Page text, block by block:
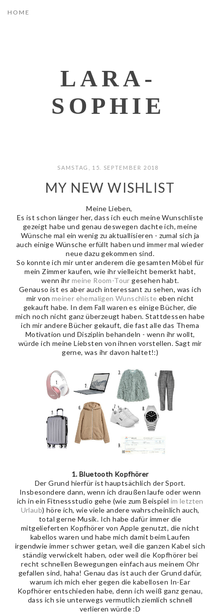
LARA-
SOPHIE
SAMSTAG, 15. SEPTEMBER 2018
MY NEW WISHLIST
Meine Lieben,
Es ist schon länger her, dass ich euch meine Wunschliste
gezeigt habe und genau deswegen dachte ich, meine
Wünsche mal ein wenig zu aktuallisieren - zumal sich ja
auch einige Wünsche erfüllt haben und immer mal wieder
neue dazu gekommen sind.
So konnte ich mir unter anderem die gesamten Möbel für
mein Zimmer kaufen, wie ihr vielleicht bemerkt habt,
wenn ihr meine Room-Tour gesehen habt.
Genauso ist es aber auch interessant zu sehen, was ich
mir von meiner ehemaligen Wunschliste eben nicht
gekauft habe. In dem Fall waren es einige Bücher, die
mich noch nicht ganz überzeugt haben. Stattdessen habe
ich mir andere Bücher gekauft, die fast alle das Thema
Motivation und Disziplin behandeln - wenn ihr wollt,
würde ich meine Liebsten von ihnen vorstellen. Sagt mir
gerne, was ihr davon haltet!:)
1. Bluetooth Kopfhörer
Der Grund hierfür ist hauptsächlich der Sport.
Insbesondere dann, wenn ich draußen laufe oder wenn
ich in ein Fitnessstudio gehe (wie zum Beispiel im letzten
Urlaub) höre ich, wie viele andere wahrscheinlich auch,
total gerne Musik. Ich habe dafür immer die
mitgelieferten Kopfhörer von Apple genutzt, die nicht
kabellos waren und habe mich damit beim Laufen
irgendwie immer schwer getan, weil die ganzen Kabel sich
ständig verwickelt haben, oder weil die Kopfhörer bei
recht schnellen Bewegungen einfach aus meinem Ohr
gefallen sind, haha! Genau das ist auch der Grund dafür,
warum ich mich eher gegen die kabellosen In-Ear
Kopfhörer entschieden habe, denn ich weiß ganz genau,
dass ich sie unterwegs vermutlich ziemlich schnell
verlieren würde :D